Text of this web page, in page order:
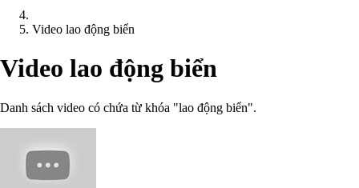
Video lao động biển
Video lao động biển
Danh sách video có chứa từ khóa "lao động biển".